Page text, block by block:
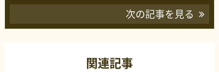
次の記事を見る
関連記事